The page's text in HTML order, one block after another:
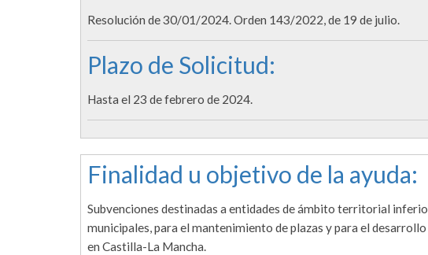
Resolución de 30/01/2024. Orden 143/2022, de 19 de julio.
Plazo de Solicitud:
Hasta el 23 de febrero de 2024.
Finalidad u objetivo de la ayuda:
Subvenciones destinadas a entidades de ámbito territorial
municipales, para el mantenimiento de plazas y para el
en Castilla-La Mancha.